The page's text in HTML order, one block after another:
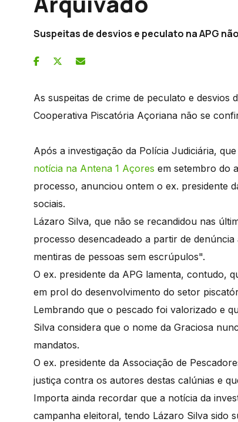
Suspeitas de desvios e peculato na APG
As suspeitas de crime de peculato e desvios
Cooperativa Piscatória Açoriana não se
Após a investigação da Polícia Judiciária,
notícia na Antena 1 Açores em setembro do
processo, anunciou ontem o ex. presidente
sociais.
Lázaro Silva, que não se recandidou nas
processo desencadeado a partir de
mentiras de pessoas sem escrúpulos".
O ex. presidente da APG lamenta, contudo,
em prol do desenvolvimento do setor
Lembrando que o pescado foi valorizado e
Silva considera que o nome da Graciosa
mandatos.
O ex. presidente da Associação de
justiça contra os autores destas calúnias e
Importa ainda recordar que a notícia da
campanha eleitoral, tendo Lázaro Silva sido